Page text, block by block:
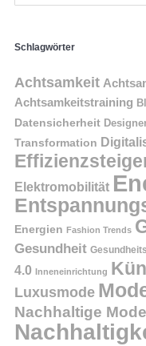
Schlagwörter
Achtsamkeit
Achtsamkeitstraining
Datensicherheit
Transformation
Elektromobilität
Energien Fashion Trends
Gesundheit
4.0 Inneneinrichtung
Luxusmode
Nachhaltige Mode